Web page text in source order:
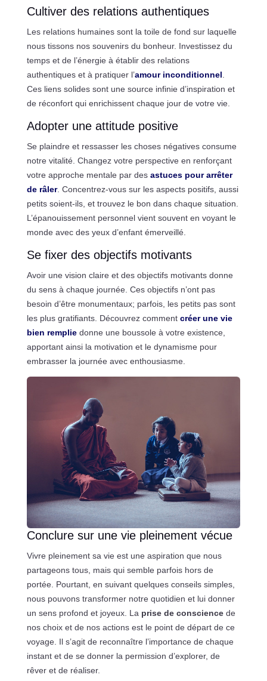
Cultiver des relations authentiques
Les relations humaines sont la toile de fond sur laquelle
nous tissons nos souvenirs du bonheur. Investissez du
temps et de l’énergie à établir des relations
authentiques et à pratiquer l’amour inconditionnel
Ces liens solides sont une source infinie d’inspiration et
de réconfort qui enrichissent chaque jour de votre vie.
Adopter une attitude positive
Se plaindre et ressasser les choses négatives consume
notre vitalité. Changez votre perspective en renforçant
votre approche mentale par des astuces pour arrêter
de râler. Concentrez-vous sur les aspects positifs, aussi
petits soient-ils, et trouvez le bon dans chaque situation.
L’épanouissement personnel vient souvent en voyant le
monde avec des yeux d’enfant émerveillé.
Se fixer des objectifs motivants
Avoir une vision claire et des objectifs motivants donne
du sens à chaque journée. Ces objectifs n’ont pas
besoin d’être monumentaux; parfois, les petits pas sont
les plus gratifiants. Découvrez comment créer une vie
bien rempliedonne une boussole à votre existence,
apportant ainsi la motivation et le dynamisme pour
embrasser la journée avec enthousiasme.
Conclure sur une vie pleinement vécue
Vivre pleinement sa vie est une aspiration que nous
partageons tous, mais qui semble parfois hors de
portée. Pourtant, en suivant quelques conseils simples,
nous pouvons transformer notre quotidien et lui donner
un sens profond et joyeux. La prise de consciencede
nos choix et de nos actions est le point de départ de ce
voyage. Il s’agit de reconnaître l’importance de chaque
instant et de se donner la permission d’explorer, de
rêver et de réaliser.